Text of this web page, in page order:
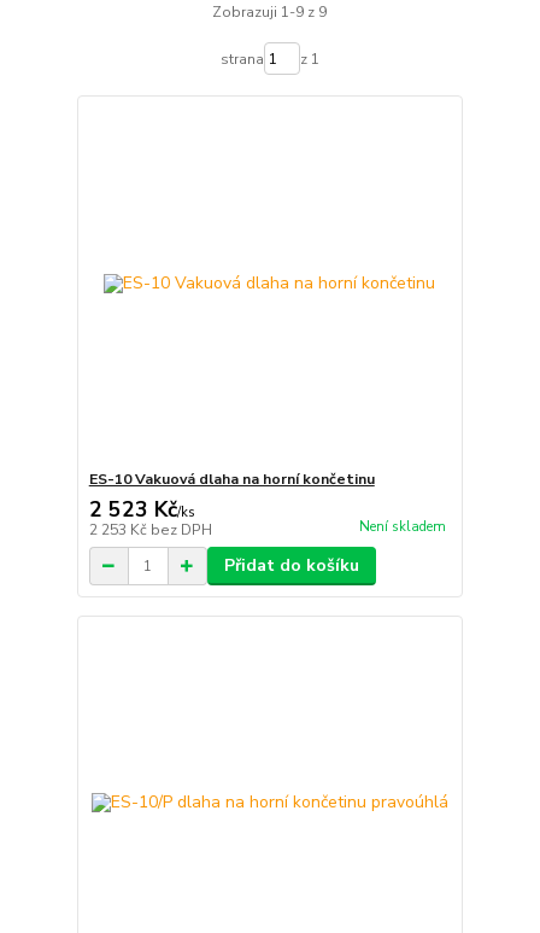
Zobrazuji 1-9 z 9
strana z 1
ES-10 Vakuová dlaha na horní končetinu
2 523 Kč/ks
2 253 Kč bez DPH Není skladem
Přidat do košíku